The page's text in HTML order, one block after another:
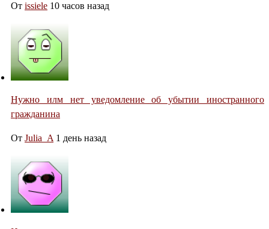
От issiele 10 часов назад
Нужно илм нет уведомление об убытии иностранного
гражданина
От Julia_A 1 день назад